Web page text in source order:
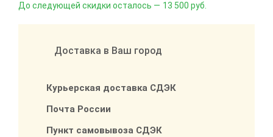
До следующей скидки осталось — 13 500 руб.
Доставка в Ваш город
Курьерская доставка СДЭК
Почта России
Пункт самовывоза СДЭК